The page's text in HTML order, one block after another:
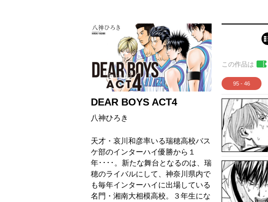
DEAR BOYS ACT4
八神ひろき
天才・哀川和彦率いる瑞穂高校バス
ケ部のインターハイ優勝から１
年････。新たな舞台となるのは、瑞
穂のライバルにして、神奈川県内で
も毎年インターハイに出場している
名門・湘南大相模高校。３年生にな
この作品は
95 - 46